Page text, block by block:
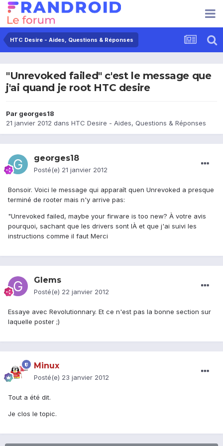
HTC Desire - Aides, Questions & Réponses
"Unrevoked failed" c'est le message que
j'ai quand je root HTC desire
Par georges18
21 janvier 2012 dans HTC Desire - Aides, Questions & Réponses
georges18
Posté(e) 21 janvier 2012
Bonsoir. Voici le message qui apparaît quen Unrevoked a presque
terminé de rooter mais n'y arrive pas:
"Unrevoked failed, maybe your firware is too new? À votre avis
pourquoi, sachant que les drivers sont lÀ et que j'ai suivi les
instructions comme il faut Merci
Glems
Posté(e) 22 janvier 2012
Essaye avec Revolutionnary. Et ce n'est pas la bonne section sur
laquelle poster ;)
Minux
Posté(e) 23 janvier 2012
Tout a été dit.
Je clos le topic.